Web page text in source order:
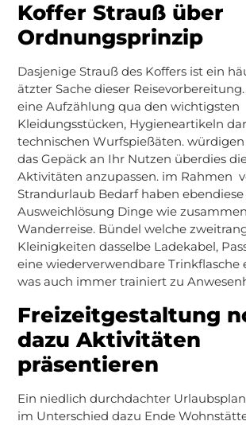
Koffer Strauß über
Ordnungsprinzip
Dasjenige Strauß des Koffers ist ein
ätzter Sache dieser
eine Aufzählung qua den wichtigsten
Kleidungsstücken, Hygieneartikeln
technischen Wurfspießäten. würdigen
das Gepäck an Ihr Nutzen überdies
Aktivitäten anzupassen. im Rahmen
Strandurlaub Bedarf haben ebendiese
Ausweichlösung Dinge wie
Wanderreise. Bündel welche
Kleinigkeiten dasselbe Ladekabel,
eine wiederverwendbare Trinkflasche
was auch immer trainiert zu
Freizeitgestaltung
dazu Aktivitäten
präsentieren
Ein niedlich durchdachter
im Unterschied dazu Ende